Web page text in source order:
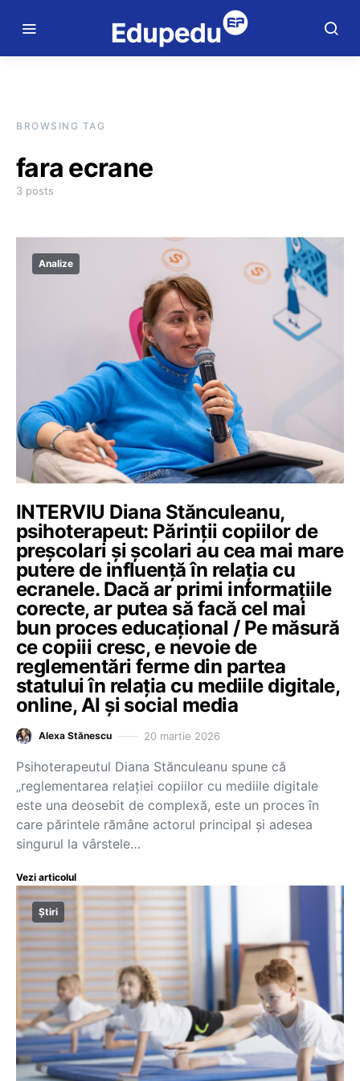
BROWSING TAG
fara ecrane
3 posts
Analize
INTERVIU Diana Stănculeanu,
psihoterapeut: Părinții copiilor de
preșcolari și școlari au cea mai mare
putere de influență în relația cu
ecranele. Dacă ar primi informațiile
corecte, ar putea să facă cel mai
bun proces educațional / Pe măsură
ce copiii cresc, e nevoie de
reglementări ferme din partea
statului în relația cu mediile digitale,
online, AI și social media
Alexa Stănescu 20 martie 2026
Psihoterapeutul Diana Stănculeanu spune că
„reglementarea relației copiilor cu mediile digitale
este una deosebit de complexă, este un proces în
care părintele rămâne actorul principal și adesea
singurul la vârstele…
Vezi articolul
Știri